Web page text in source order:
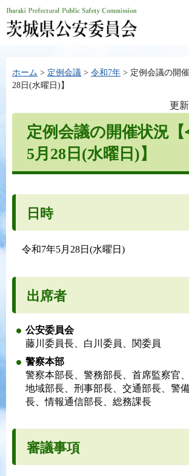
ホーム > 定例会議 > 令和7年 > 定例会議の開
28日(水曜日)】
更
定例会議の開催状況【
5月28日(水曜日)】
日時
令和7年5月28日(水曜日)
出席者
公安委員会
藤川委員長、白川委員、関委員
警察本部
警察本部長、警務部長、首席監察官
地域部長、刑事部長、交通部長、警
長、情報通信部長、総務課長
審議事項